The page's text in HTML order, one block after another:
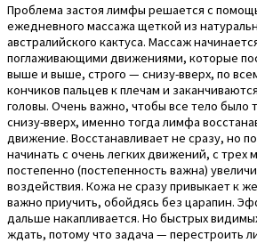
Проблема застоя лимфы решается с
ежедневного массажа щеткой из
австралийского кактуса. Массаж
поглаживающими движениями, которые
выше и выше, строго — снизу-вверх, по
кончиков пальцев к плечам и
головы. Очень важно, чтобы все тело было
снизу-вверх, именно тогда лимфа
движение. Восстанавливает не сразу, но
начинать с очень легких движений, с трех
постепенно (постепенность важна)
воздействия. Кожа не сразу привыкает к
важно приучить, обойдясь без царапин.
дальше накапливается. Но быстрых
ждать, потому что задача — перестроить